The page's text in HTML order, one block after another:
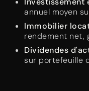
annuel moyen
Immobilier
rendement net,
Dividendes
sur portefeuille